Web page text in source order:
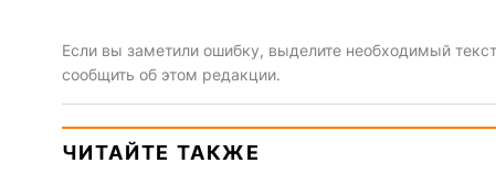
Если вы заметили ошибку, выделите необходимый
сообщить об этом редакции.
ЧИТАЙТЕ ТАКЖЕ